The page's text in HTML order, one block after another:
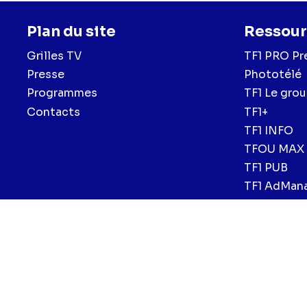
Plan du site
Grilles TV
Presse
Programmes
Contacts
TF1 PRO
Phototélé
TF1 Le
TF1+
TF1 INFO
TFOU MAX
TF1 PUB
TF1